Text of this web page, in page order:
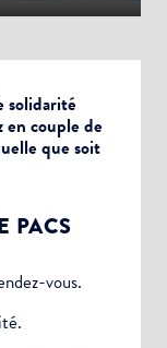
solidarité
en couple de
que soit
PACS
vous.